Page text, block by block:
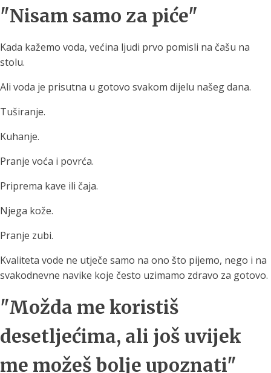
"Nisam samo za piće"
Kada kažemo voda, većina ljudi prvo pomisli na čašu na
stolu.
Ali voda je prisutna u gotovo svakom dijelu našeg dana.
Tuširanje.
Kuhanje.
Pranje voća i povrća.
Priprema kave ili čaja.
Njega kože.
Pranje zubi.
Kvaliteta vode ne utječe samo na ono što pijemo, nego i na
svakodnevne navike koje često uzimamo zdravo za gotovo.
"Možda me koristiš
desetljećima, ali još uvijek
me možeš bolje upoznati"